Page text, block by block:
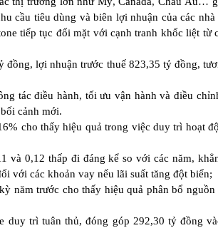
cầu tiêu dùng và biên lợi nhuận của các nhà
tiếp tục đối mặt với cạnh tranh khốc liệt từ
đồng, lợi nhuận trước thuế 823,35 tỷ đồng,
tác điều hành, tối ưu vận hành và điều
cảnh mới.
cho thấy hiệu quả trong việc duy trì hoạt
và 0,12 thấp đi đáng kể so với các năm,
với các khoản vay nếu lãi suất tăng đột biến;
năm trước cho thấy hiệu quả phân bổ
duy trì tuân thủ, đóng góp 292,30 tỷ đồng